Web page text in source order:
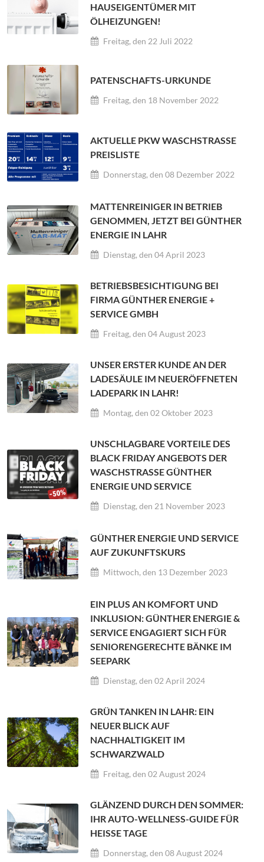
HAUSEIGENTÜMER MIT
ÖLHEIZUNGEN!
Freitag, den 22 Juli 2022
PATENSCHAFTS-URKUNDE
Freitag, den 18 November 2022
AKTUELLE PKW WASCHSTRASSE P
REISLISTE
Donnerstag, den 08 Dezember 2022
MATTENREINIGER IN BETRIEB
GENOMMEN, JETZT BEI GÜNTHER
ENERGIE IN LAHR
Dienstag, den 04 April 2023
BETRIEBSBESICHTIGUNG BEI
FIRMA GÜNTHER ENERGIE +
SERVICE GMBH
Freitag, den 04 August 2023
UNSER ERSTER KUNDE AN DER
LADESÄULE IM NEUERÖFFNETEN
LADEPARK IN LAHR!
Montag, den 02 Oktober 2023
UNSCHLAGBARE VORTEILE DES
BLACK FRIDAY ANGEBOTS DER
WASCHSTRASSE GÜNTHER E
NERGIE UND SERVICE
Dienstag, den 21 November 2023
GÜNTHER ENERGIE UND SERVICE
AUF ZUKUNFTSKURS
Mittwoch, den 13 Dezember 2023
EIN PLUS AN KOMFORT UND
INKLUSION: GÜNTHER ENERGIE &
SERVICE ENGAGIERT SICH FÜR
SENIORENGERECHTE BÄNKE IM
SEEPARK
Dienstag, den 02 April 2024
GRÜN TANKEN IN LAHR: EIN
NEUER BLICK AUF
NACHHALTIGKEIT IM
SCHWARZWALD
Freitag, den 02 August 2024
GLÄNZEND DURCH DEN SOMMER:
IHR AUTO-WELLNESS-GUIDE FÜR
HEISSE TAGE
Donnerstag, den 08 August 2024